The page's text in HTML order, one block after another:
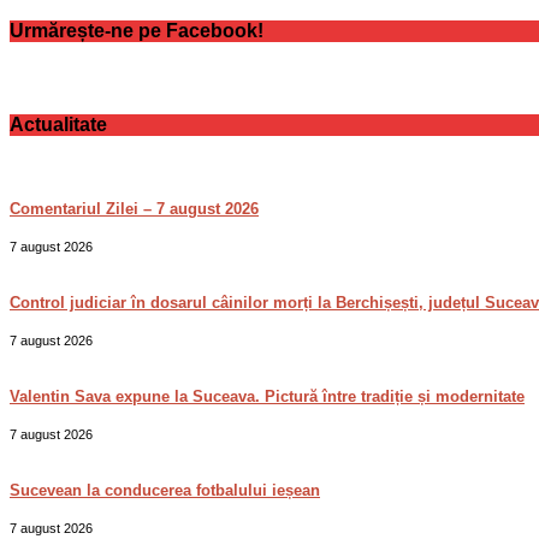
Urmărește-ne pe Facebook!
Actualitate
Comentariul Zilei – 7 august 2026
7 august 2026
Control judiciar în dosarul câinilor morți la Berchișești, județul
7 august 2026
Valentin Sava expune la Suceava. Pictură între tradiție și modernitate
7 august 2026
Sucevean la conducerea fotbalului ieșean
7 august 2026